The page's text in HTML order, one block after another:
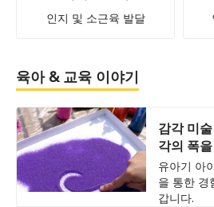
인지 및 소근육 발달
육아 & 교육 이야기
감각 미
각의 폭
유아기 아
을 통한 경
갑니다.